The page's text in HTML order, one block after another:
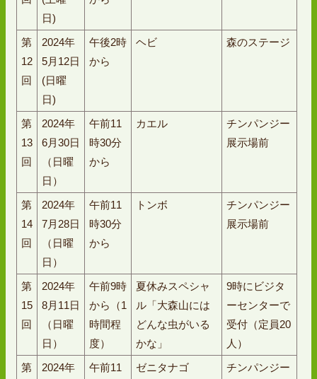
日)
第
12
回
2024年
5月12日
(日曜
日)
午後2時
から
ヘビ 森のステージ
第
13
回
2024年
6月30日
（日曜
日）
午前11
時30分
から
カエル
チンパンジー
展示場前
第
14
回
2024年
7月28日
（日曜
日）
午前11
時30分
から
トンボ
チンパンジー
展示場前
第
15
回
2024年
8月11日
（日曜
日）
午前9時
から（1
時間程
度）
夏休みスペシャ
ル「大森山には
どんな虫がいる
かな」
9時にビジタ
ーセンターで
受付（定員20
人）
第
2024年
午前11
ゼニタナゴ
チンパンジー